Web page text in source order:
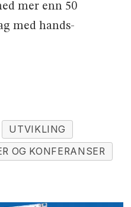
mer enn 50
med hands-
UTVIKLING
OG KONFERANSER